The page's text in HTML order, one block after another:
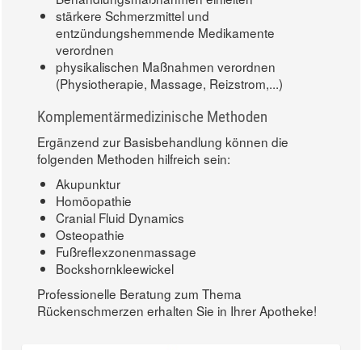
stärkere Schmerzmittel und
entzündungshemmende Medikamente
verordnen
physikalischen Maßnahmen verordnen
(Physiotherapie, Massage, Reizstrom,...)
Komplementärmedizinische Methoden
Ergänzend zur Basisbehandlung können die
folgenden Methoden hilfreich sein:
Akupunktur
Homöopathie
Cranial Fluid Dynamics
Osteopathie
Fußreflexzonenmassage
Bockshornkleewickel
Professionelle Beratung zum Thema
Rückenschmerzen erhalten Sie in Ihrer Apotheke!